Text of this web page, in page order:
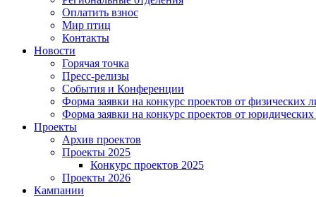
Оплатить взнос
Мир птиц
Контакты
Новости
Горячая точка
Пресс-релизы
События и Конференции
Форма заявки на конкурс проектов от физических
Форма заявки на конкурс проектов от
Проекты
Архив проектов
Проекты 2025
Конкурс проектов 2025
Проекты 2026
Кампании